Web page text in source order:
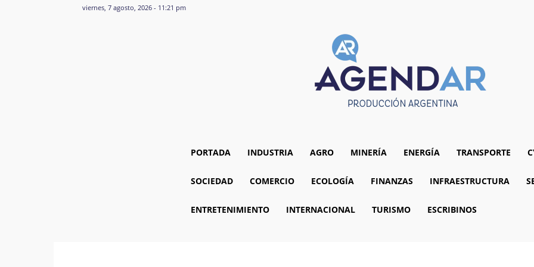
viernes, 7 agosto, 2026 - 11:21 pm
PORTADA INDUSTRIA AGRO MINERÍA ENERGÍA TRANSPORTE
SOCIEDAD COMERCIO ECOLOGÍA FINANZAS INFRAESTRUCTURA
ENTRETENIMIENTO INTERNACIONAL TURISMO ESCRIBINOS